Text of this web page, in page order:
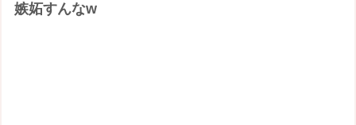
嫉妬すんなw